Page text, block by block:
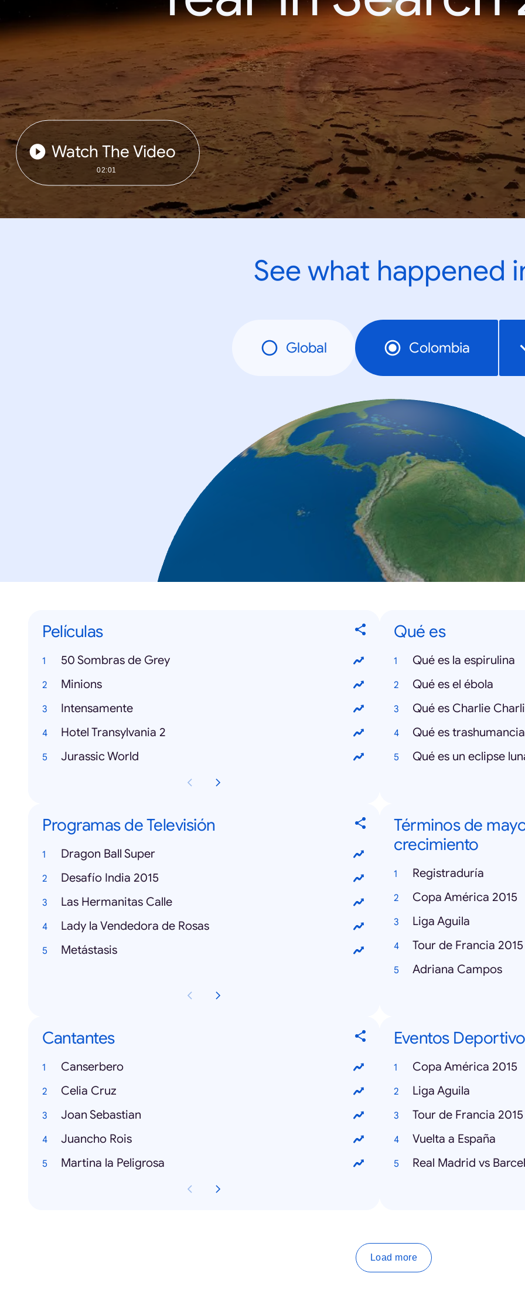
Watch The Video
02:01
See what happened
Global Colombia
Películas
50 Sombras de Grey
Minions
Intensamente
Hotel Transylvania 2
Jurassic World
Qué es
Qué es la espirulina
Qué es el ébola
Qué es Charlie
Qué es trashumancia
Qué es un eclipse
Programas de Televisión
Dragon Ball Super
Desafío India 2015
Las Hermanitas Calle
Lady la Vendedora de Rosas
Metástasis
Términos de
crecimiento
Registraduría
Copa América 2015
Liga Aguila
Tour de Francia 2015
Adriana Campos
Cantantes
Canserbero
Celia Cruz
Joan Sebastian
Juancho Rois
Martina la Peligrosa
Eventos
Copa América 2015
Liga Aguila
Tour de Francia 2015
Vuelta a España
Real Madrid vs
Load more